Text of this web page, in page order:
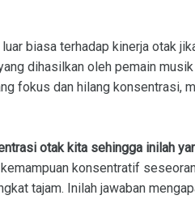
biasa terhadap kinerja otak
dihasilkan oleh pemain
fokus dan hilang konsentrasi,
otak kita sehingga inilah
konsentratif
tajam. Inilah jawaban